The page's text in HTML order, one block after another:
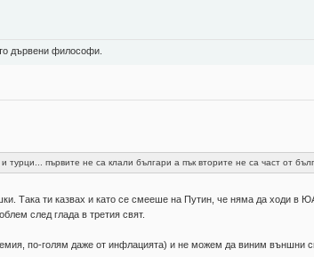
дървени философи.
първите не са клали българи а пък вторите не са част от
Така ти казвах и като се смееше на Путин, че няма да ходи в
след глада в третия свят.
по-голям даже от инфлацията) и не можем да виним външни